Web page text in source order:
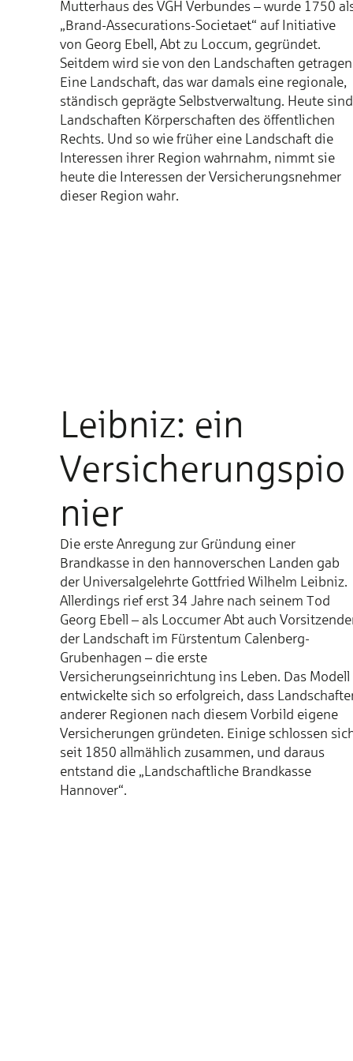
Mutterhaus des VGH Verbundes – wurde 1750
„Brand-Assecurations-Societaet“ auf Initiative
von Georg Ebell, Abt zu Loccum, gegründet.
Seitdem wird sie von den Landschaften
Eine Landschaft, das war damals eine regionale,
ständisch geprägte Selbstverwaltung. Heute sind
Landschaften Körperschaften des öffentlichen
Rechts. Und so wie früher eine Landschaft die
Interessen ihrer Region wahrnahm, nimmt sie
heute die Interessen der Versicherungsnehmer
dieser Region wahr.
Leibniz: ein
Versicherungspio
nier
Die erste Anregung zur Gründung einer
Brandkasse in den hannoverschen Landen gab
der Universalgelehrte Gottfried Wilhelm Leibniz.
Allerdings rief erst 34 Jahre nach seinem Tod
Georg Ebell – als Loccumer Abt auch
der Landschaft im Fürstentum Calenberg-
Grubenhagen – die erste
Versicherungseinrichtung ins Leben. Das Modell
entwickelte sich so erfolgreich, dass
anderer Regionen nach diesem Vorbild eigene
Versicherungen gründeten. Einige schlossen
seit 1850 allmählich zusammen, und daraus
entstand die „Landschaftliche Brandkasse
Hannover“.